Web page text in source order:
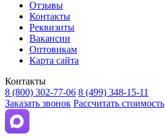
Отзывы
Контакты
Реквизиты
Вакансии
Оптовикам
Карта сайта
Контакты
8 (800) 302-77-06 8 (499) 348-15-11
Заказать звонок Рассчитать стоимость